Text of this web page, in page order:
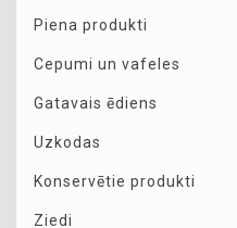
Piena produkti
Cepumi un vafeles
Gatavais ēdiens
Uzkodas
Konservētie produkti
Ziedi